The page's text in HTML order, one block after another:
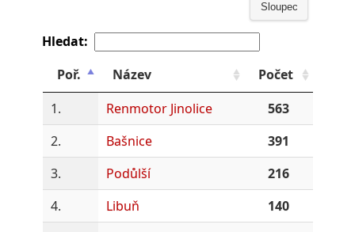
Sloupec
Hledat:
Poř.
Název
Počet
1.
Renmotor Jinolice
563
2.
Bašnice
391
3.
Podůlší
216
4.
Libuň
140